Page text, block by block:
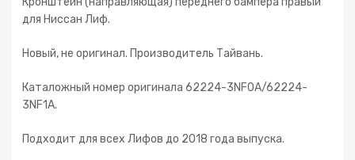
для Ниссан Лиф.
Новый, не оригинал. Производитель Тайвань.
Каталожный номер оригинала 62224-3NF0A/62224-
3NF1A.
Подходит для всех Лифов до 2018 года выпуска.